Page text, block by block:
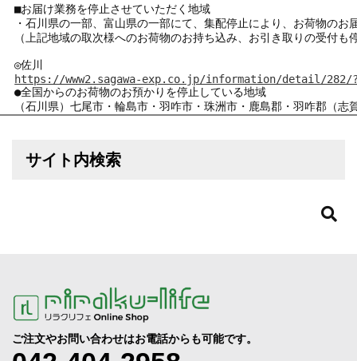
■お届け業務を停止させていただく地域
・石川県の一部、富山県の一部にて、集配停止により、お荷物のお
（上記地域の取次様へのお荷物のお持ち込み、お引き取りの受付も
https://www2.sagawa-exp.co.jp/information/detail/282/
●全国からのお荷物のお預かりを停止している地域
（石川県）七尾市・輪島市・羽咋市・珠洲市・鹿島郡・羽咋郡（
サイト内検索
ご注文やお問い合わせはお電話からも可能です。